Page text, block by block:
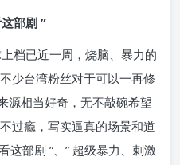
部剧 ”
档已近一周，烧脑、暴力的
少台湾粉丝对于可以一再修
源相当好奇，无不敲碗希望
过瘾，写实逼真的场景和道
这部剧 ”、” 超级暴力、刺激